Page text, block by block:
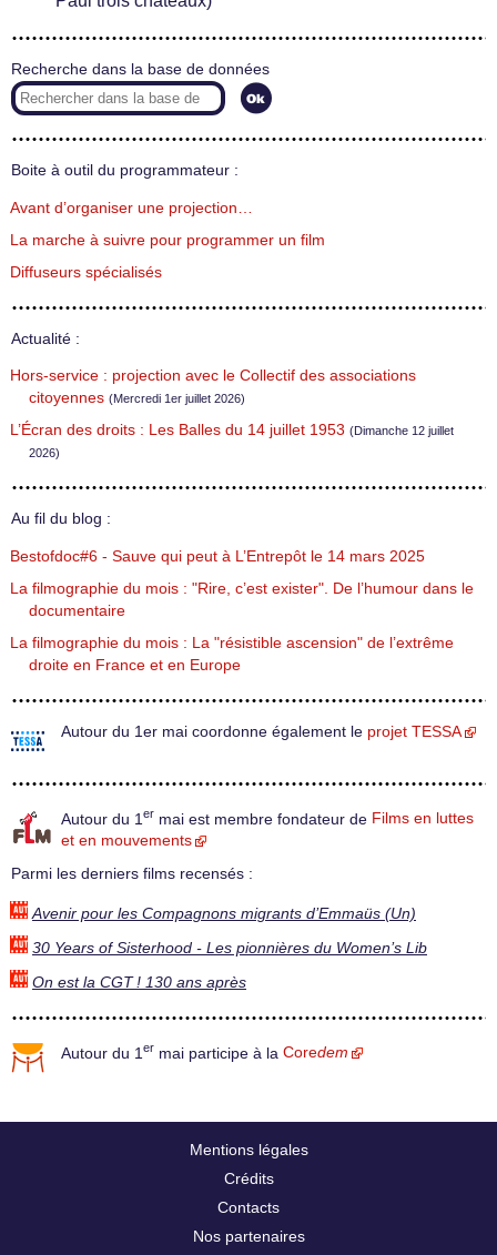
Recherche dans la base de données
Boite à outil du programmateur :
Avant d’organiser une projection…
La marche à suivre pour programmer un film
Diffuseurs spécialisés
Actualité :
Hors-service : projection avec le Collectif des associations
citoyennes (Mercredi 1er juillet 2026)
L’Écran des droits : Les Balles du 14 juillet 1953 (Dimanche 12 juillet
2026)
Au fil du blog :
Bestofdoc#6 - Sauve qui peut à L’Entrepôt le 14 mars 2025
La filmographie du mois : "Rire, c’est exister". De l’humour dans le
documentaire
La filmographie du mois : La "résistible ascension" de l’extrême
droite en France et en Europe
Autour du 1er mai coordonne également le projet TESSA
Autour du 1 er mai est membre fondateur de Films en luttes
et en mouvements
Parmi les derniers films recensés :
Avenir pour les Compagnons migrants d’Emmaüs (Un)
30 Years of Sisterhood - Les pionnières du Women’s Lib
On est la CGT ! 130 ans après
Autour du 1 er mai participe à la Coredem
Mentions légales
Crédits
Contacts
Nos partenaires